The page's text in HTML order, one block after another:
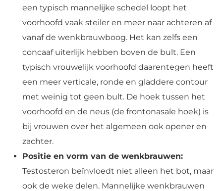
een typisch mannelijke schedel loopt het
voorhoofd vaak steiler en meer naar achteren af
vanaf de wenkbrauwboog. Het kan zelfs een
concaaf uiterlijk hebben boven de bult. Een
typisch vrouwelijk voorhoofd daarentegen heeft
een meer verticale, ronde en gladdere contour
met weinig tot geen bult. De hoek tussen het
voorhoofd en de neus (de frontonasale hoek) is
bij vrouwen over het algemeen ook opener en
zachter.
Positie en vorm van de wenkbrauwen:
Testosteron beïnvloedt niet alleen het bot, maar
ook de weke delen. Mannelijke wenkbrauwen